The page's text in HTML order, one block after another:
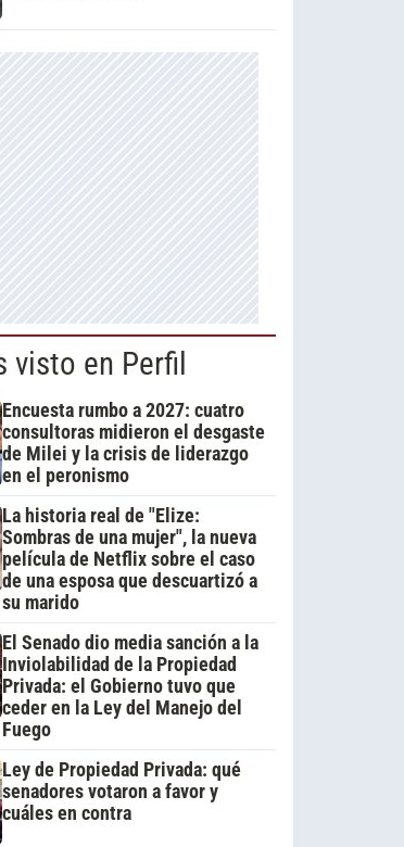
visto en Perfil
Encuesta rumbo a 2027: cuatro
consultoras midieron el desgaste
de Milei y la crisis de liderazgo
en el peronismo
La historia real de "Elize:
Sombras de una mujer", la nueva
película de Netflix sobre el caso
de una esposa que descuartizó a
su marido
El Senado dio media sanción a la
Inviolabilidad de la Propiedad
Privada: el Gobierno tuvo que
ceder en la Ley del Manejo del
Fuego
Ley de Propiedad Privada: qué
senadores votaron a favor y
cuáles en contra